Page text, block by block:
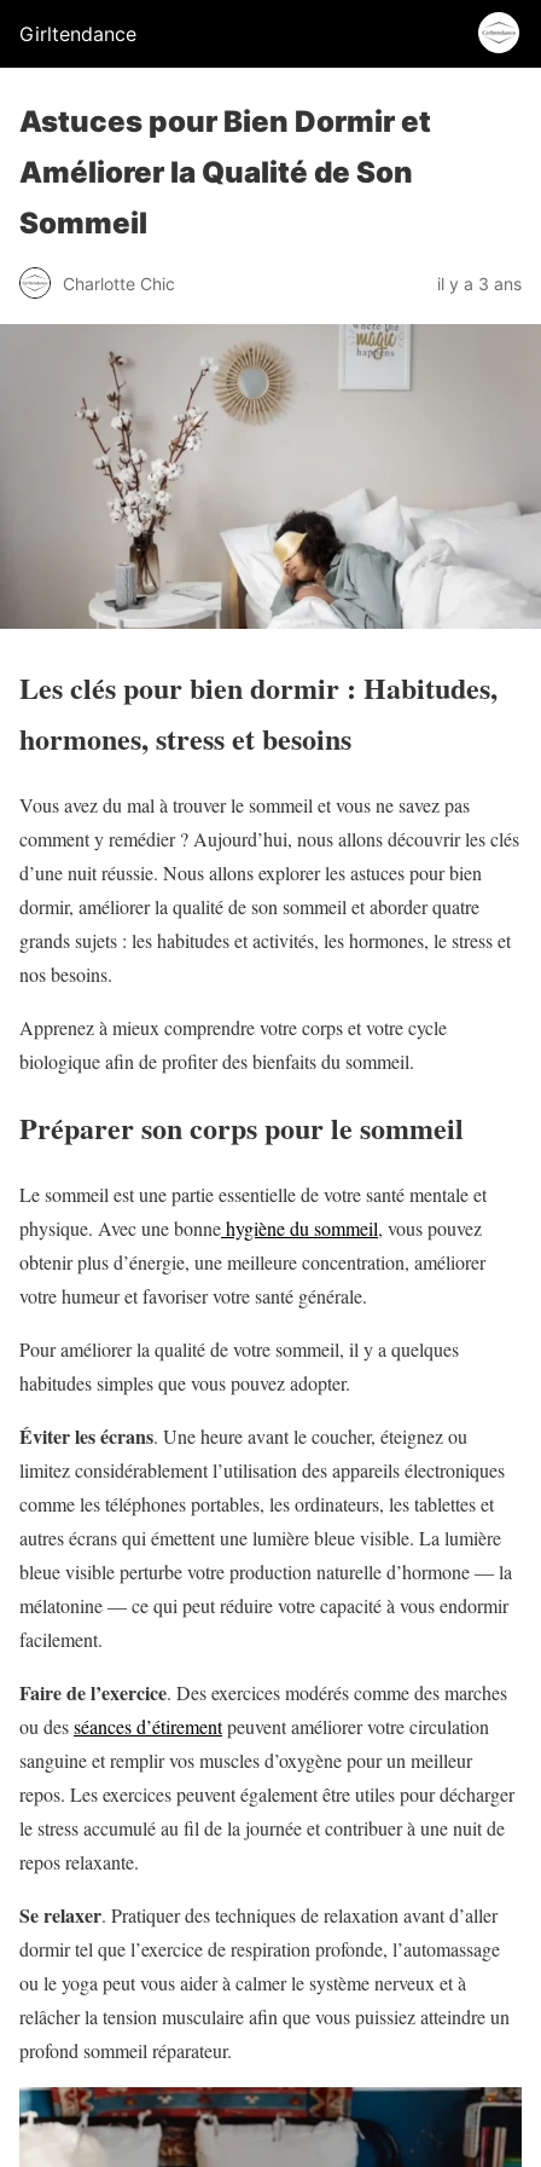
Girltendance
Astuces pour Bien Dormir et
Améliorer la Qualité de Son
Sommeil
Charlotte Chic il y a 3 ans
Les clés pour bien dormir : Habitudes,
hormones, stress et besoins
Vous avez du mal à trouver le sommeil et vous ne savez pas
comment y remédier ? Aujourd’hui, nous allons découvrir les clés
d’une nuit réussie. Nous allons explorer les astuces pour bien
dormir, améliorer la qualité de son sommeil et aborder quatre
grands sujets : les habitudes et activités, les hormones, le stress et
nos besoins.
Apprenez à mieux comprendre votre corps et votre cycle
biologique afin de profiter des bienfaits du sommeil.
Préparer son corps pour le sommeil
Le sommeil est une partie essentielle de votre santé mentale et
physique. Avec une bonnehygiène du sommeil, vous pouvez
obtenir plus d’énergie, une meilleure concentration, améliorer
votre humeur et favoriser votre santé générale.
Pour améliorer la qualité de votre sommeil, il y a quelques
habitudes simples que vous pouvez adopter.
Éviter les écrans. Une heure avant le coucher, éteignez ou
limitez considérablement l’utilisation des appareils électroniques
comme les téléphones portables, les ordinateurs, les tablettes et
autres écrans qui émettent une lumière bleue visible. La lumière
bleue visible perturbe votre production naturelle d’hormone ― la
mélatonine ― ce qui peut réduire votre capacité à vous endormir
facilement.
Faire de l’exercice. Des exercices modérés comme des marches
ou desséances d’étirementpeuvent améliorer votre circulation
sanguine et remplir vos muscles d’oxygène pour un meilleur
repos. Les exercices peuvent également être utiles pour décharger
le stress accumulé au fil de la journée et contribuer à une nuit de
repos relaxante.
Se relaxer. Pratiquer des techniques de relaxation avant d’aller
dormir tel que l’exercice de respiration profonde, l’automassage
ou le yoga peut vous aider à calmer le système nerveux et à
relâcher la tension musculaire afin que vous puissiez atteindre un
profond sommeil réparateur.